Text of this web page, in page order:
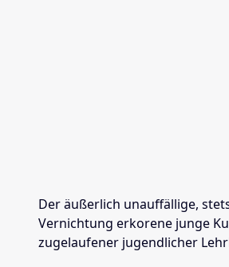
Der äußerlich unauffällige,
Vernichtung erkorene junge
zugelaufener jugendlicher